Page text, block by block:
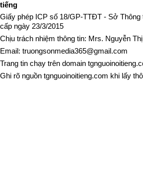
tiếng
Giấy phép ICP số 18/GP-TTĐT - Sở Thông
cấp ngày 23/3/2015
Chịu trách nhiệm thông tin: Mrs. Nguyễn
Email: truongsonmedia365@gmail.com
Trang tin chạy trên domain
Ghi rõ nguồn tgnguoinoitieng.com khi lấy